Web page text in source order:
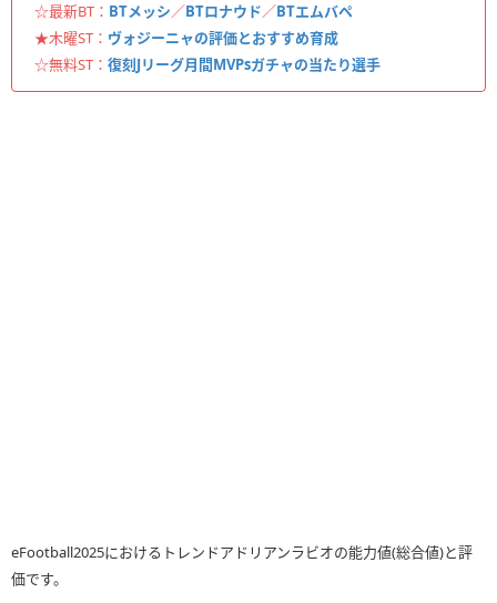
☆最新BT： BTメッシ／BTロナウド／BTエムバペ
★木曜ST： ヴォジーニャの評価とおすすめ育成
☆無料ST： 復刻Jリーグ月間MVPsガチャの当たり選手
eFootball2025におけるトレンドアドリアンラビオの能力値(総合値)と評
価です。